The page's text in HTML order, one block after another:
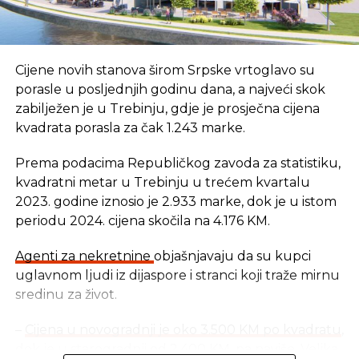
stvorili previše komplicirano društvo te da bismo
trebali izgraditi poslovanje koje je usmjereno na
trgovinu. To je i više nego dovoljno razloga da se
nađe na vašoj polici s knjigama.
Iako živimo u poslovnom okruženju u kojem
riječležerno
– ležerne poslovne kombinacije,
ležerni sastanci, ležerni ručkovi… maniri i prigodno
ponašanje nikada nisu bili previše na cijeni.
Ova knjiga podsjetit će vas na osnovna pravila
lijepog ponašanja, naučiti puno o vašem govoru
tijela, prezentacijskim i govornim vještinama,
u javnosti.
Izvor: Manager
Cijene novih stanova širom Srpske vrtoglavo su
porasle u posljednjih godinu dana, a najveći skok
zabilježen je u Trebinju, gdje je prosječna cijena
kvadrata porasla za čak 1.243 marke.
Prema podacima Republičkog zavoda za statistiku,
kvadratni metar u Trebinju u trećem kvartalu
2023. godine iznosio je 2.933 marke, dok je u istom
periodu 2024. cijena skočila na 4.176 KM.
Agenti za nekretnine objašnjavaju da su kupci
uglavnom ljudi iz dijaspore i stranci koji traže mirnu
sredinu za život.